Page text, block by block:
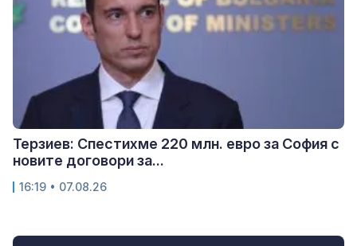
Терзиев: Спестихме 220 млн. евро за София с
новите договори за...
16:19 • 07.08.26